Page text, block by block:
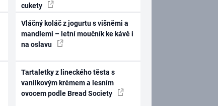
cukety
Vláčný koláč z jogurtu s višněmi a
mandlemi – letní moučník ke kávě i
na oslavu
Tartaletky z lineckého těsta s
vanilkovým krémem a lesním
ovocem podle Bread Society